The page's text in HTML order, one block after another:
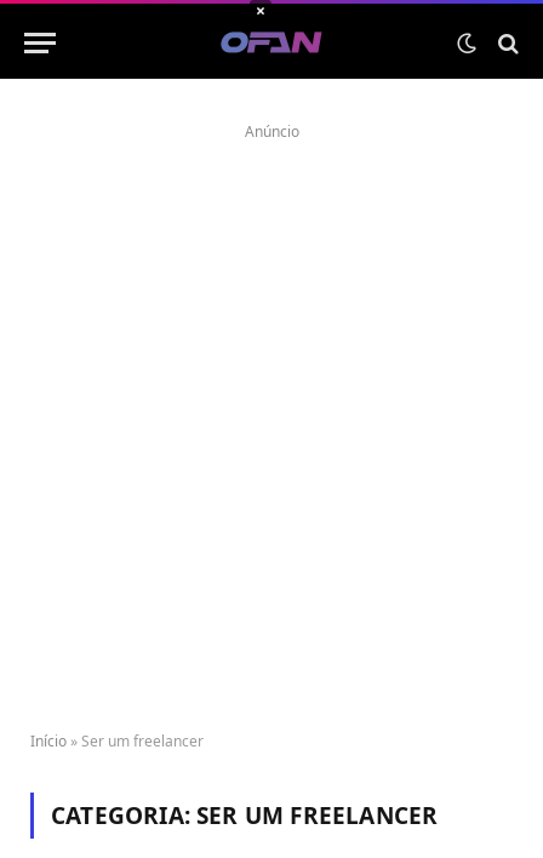
Anúncio
Início »Ser um freelancer
CATEGORIA:SER UM FREELANCER
×